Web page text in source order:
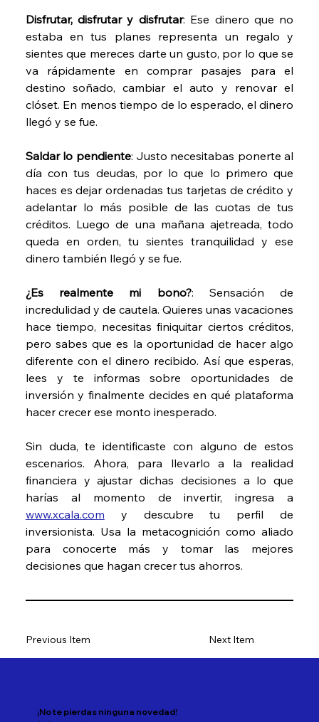
Disfrutar, disfrutar y disfrutar: Ese dinero que no
estaba en tus planes representa un regalo y
sientes que mereces darte un gusto, por lo que se
va rápidamente en comprar pasajes para el
destino soñado, cambiar el auto y renovar el
clóset. En menos tiempo de lo esperado, el dinero
llegó y se fue.
Saldar lo pendiente: Justo necesitabas ponerte al
día con tus deudas, por lo que lo primero que
haces es dejar ordenadas tus tarjetas de crédito y
adelantar lo más posible de las cuotas de tus
créditos. Luego de una mañana ajetreada, todo
queda en orden, tu sientes tranquilidad y ese
dinero también llegó y se fue.
¿Es realmente mi bono?: Sensación de
incredulidad y de cautela. Quieres unas vacaciones
hace tiempo, necesitas finiquitar ciertos créditos,
pero sabes que es la oportunidad de hacer algo
diferente con el dinero recibido. Así que esperas,
lees y te informas sobre oportunidades de
inversión y finalmente decides en qué plataforma
hacer crecer ese monto inesperado.
Sin duda, te identificaste con alguno de estos
escenarios. Ahora, para llevarlo a la realidad
financiera y ajustar dichas decisiones a lo que
www.xcala.com y descubre tu perfil de
inversionista. Usa la metacognición como aliado
para conocerte más y tomar las mejores
decisiones que hagan crecer tus ahorros.
Next Item
Previous Item
¡No te pierdas ninguna novedad!